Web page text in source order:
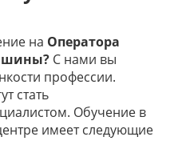
на Оператора
С нами вы
профессии.
стать
Обучение в
имеет следующие